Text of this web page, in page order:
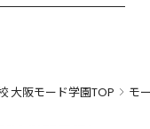
大阪モード学園TOP モ